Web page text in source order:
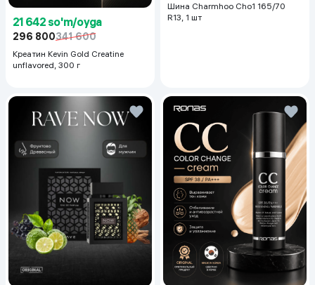
21 642 so'm/oyga
296 800341 600
Креатин Kevin Gold Creatine
unflavored, 300 г
Шина Charmhoo Cho1 165/70
R13, 1 шт